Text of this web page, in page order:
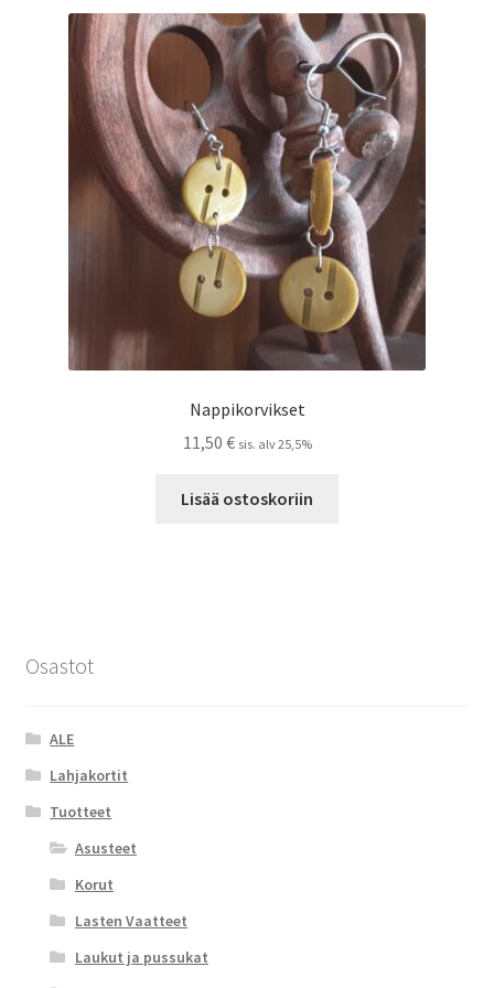
Nappikorvikset
11,50 € sis. alv 25,5%
Lisää ostoskoriin
Osastot
ALE
Lahjakortit
Tuotteet
Asusteet
Korut
Lasten Vaatteet
Laukut ja pussukat